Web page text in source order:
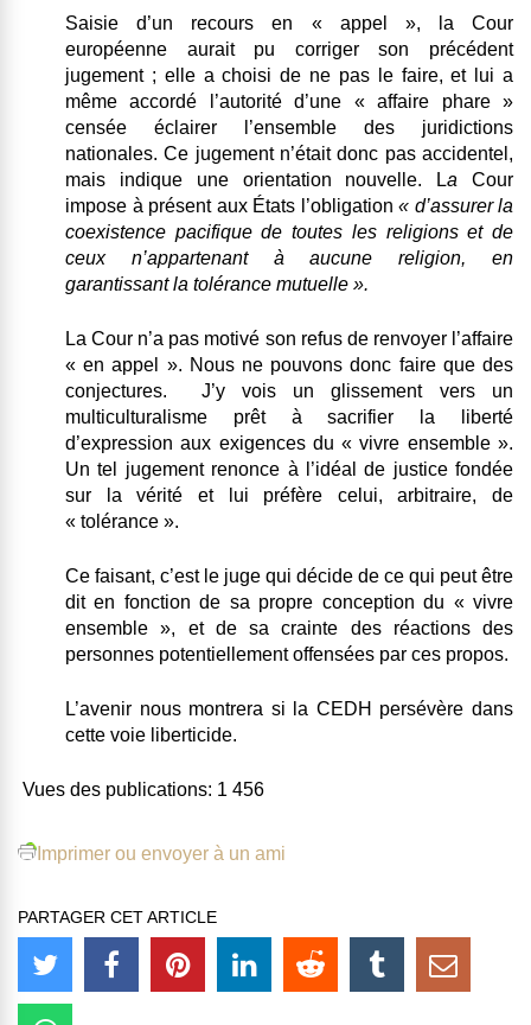
Saisie d’un recours en « appel », la Cour
européenne aurait pu corriger son précédent
jugement ; elle a choisi de ne pas le faire, et lui a
même accordé l’autorité d’une « affaire phare »
censée éclairer l’ensemble des juridictions
nationales. Ce jugement n’était donc pas accidentel,
mais indique une orientation nouvelle. LaCour
impose à présent aux États l’obligation « d’assurer la
coexistence pacifique de toutes les religions et de
ceux n’appartenant à aucune religion, en
garantissant la tolérance mutuelle ».
La Cour n’a pas motivé son refus de renvoyer l’affaire
« en appel ». Nous ne pouvons donc faire que des
conjectures. J’y vois un glissement vers un
multiculturalisme prêt à sacrifier la liberté
d’expression aux exigences du « vivre ensemble ».
Un tel jugement renonce à l’idéal de justice fondée
sur la vérité et lui préfère celui, arbitraire, de
« tolérance ».
Ce faisant, c’est le juge qui décide de ce qui peut être
dit en fonction de sa propre conception du « vivre
ensemble », et de sa crainte des réactions des
personnes potentiellement offensées par ces propos.
L’avenir nous montrera si la CEDH persévère dans
cette voie liberticide.
Vues des publications: 1 456
Imprimer ou envoyer à un ami
PARTAGER CET ARTICLE